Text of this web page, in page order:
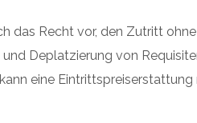
das Recht vor, den Zutritt
Deplatzierung von
eine